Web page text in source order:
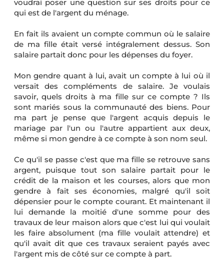
voudrai poser une question sur ses droits pour ce
qui est de l'argent du ménage.
En fait ils avaient un compte commun où le salaire
de ma fille était versé intégralement dessus. Son
salaire partait donc pour les dépenses du foyer.
Mon gendre quant à lui, avait un compte à lui où il
versait des compléments de salaire. Je voulais
savoir, quels droits à ma fille sur ce compte ? Ils
sont mariés sous la communauté des biens. Pour
ma part je pense que l'argent acquis depuis le
mariage par l'un ou l'autre appartient aux deux,
même si mon gendre à ce compte à son nom seul.
Ce qu'il se passe c'est que ma fille se retrouve sans
argent, puisque tout son salaire partait pour le
crédit de la maison et les courses, alors que mon
gendre à fait ses économies, malgré qu'il soit
dépensier pour le compte courant. Et maintenant il
lui demande la moitié d'une somme pour des
travaux de leur maison alors que c'est lui qui voulait
les faire absolument (ma fille voulait attendre) et
qu'il avait dit que ces travaux seraient payés avec
l'argent mis de côté sur ce compte à part.